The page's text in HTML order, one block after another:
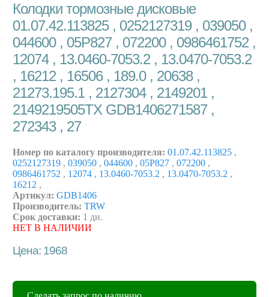
Колодки тормозные дисковые
01.07.42.113825 , 0252127319 , 039050 ,
044600 , 05P827 , 072200 , 0986461752 ,
12074 , 13.0460-7053.2 , 13.0470-7053.2
, 16212 , 16506 , 189.0 , 20638 ,
21273.195.1 , 2127304 , 2149201 ,
2149219505TX GDB1406271587 ,
272343 , 27
Номер по каталогу производителя: 01.07.42.113825 ,
0252127319 , 039050 , 044600 , 05P827 , 072200 ,
0986461752 , 12074 , 13.0460-7053.2 , 13.0470-7053.2 ,
16212 ,
Артикул: GDB1406
Производитель: TRW
Срок доставки: 1 дн.
НЕТ В НАЛИЧИИ
Цена: 1968